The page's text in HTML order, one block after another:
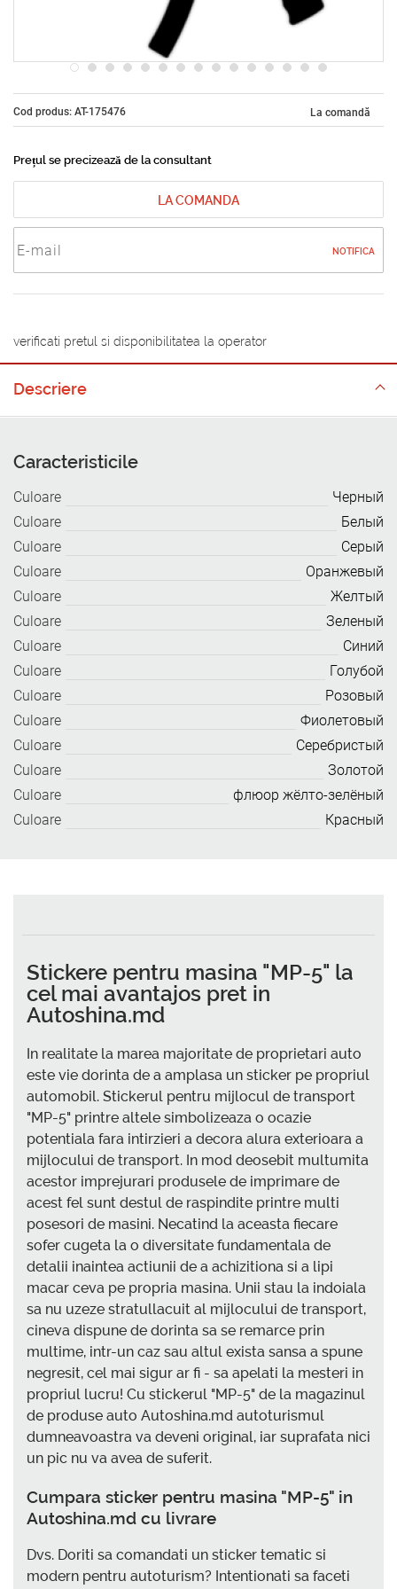
Cod produs: AT-175476 La comandă
Prețul se precizează de la consultant
LA COMANDA
NOTIFICA
verificati pretul si disponibilitatea la operator
Descriere
Caracteristicile
Culoare
Черный
Culoare
Белый
Culoare
Серый
Culoare
Оранжевый
Culoare
Желтый
Culoare
Зеленый
Culoare
Синий
Culoare
Голубой
Culoare
Розовый
Culoare
Фиолетовый
Culoare
Серебристый
Culoare
Золотой
Culoare
флюор жёлто-зелёный
Culoare
Красный
Stickere pentru masina "MP-5" la
cel mai avantajos pret in
Autoshina.md
In realitate la marea majoritate de proprietari auto
este vie dorinta de a amplasa un sticker pe propriul
automobil. Stickerul pentru mijlocul de transport
"MP-5" printre altele simbolizeaza o ocazie
potentiala fara intirzieri a decora alura exterioara a
mijlocului de transport. In mod deosebit multumita
acestor imprejurari produsele de imprimare de
acest fel sunt destul de raspindite printre multi
posesori de masini. Necatind la aceasta fiecare
sofer cugeta la o diversitate fundamentala de
detalii inaintea actiunii de a achizitiona si a lipi
macar ceva pe propria masina. Unii stau la indoiala
sa nu uzeze stratullacuit al mijlocului de transport,
cineva dispune de dorinta sa se remarce prin
multime, intr-un caz sau altul exista sansa a spune
negresit, cel mai sigur ar fi - sa apelati la mesteri in
propriul lucru! Cu stickerul "MP-5" de la magazinul
de produse auto Autoshina.md autoturismul
dumneavoastra va deveni original, iar suprafata nici
un pic nu va avea de suferit.
Cumpara sticker pentru masina "MP-5" in
Autoshina.md cu livrare
Dvs. Doriti sa comandati un sticker tematic si
modern pentru autoturism? Intentionati sa faceti